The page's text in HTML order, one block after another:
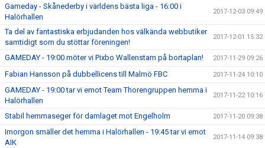
Gameday - Skånederby i världens bästa liga - 16:00 i
Halörhallen
2017-12-03 09:49
Ta del av fantastiska erbjudanden hos välkända webbutiker
samtidigt som du stöttar föreningen!
2017-12-01 15:32
GAMEDAY - 19:00 möter vi Pixbo Wallenstam på bortaplan! 2017-11-29 09:26
Fabian Hansson på dubbellicens till Malmö FBC 2017-11-24 10:10
GAMEDAY - 19:00 tar vi emot Team Thorengruppen hemma i
Halörhallen
2017-11-22 10:16
Stabil hemmaseger för damlaget mot Engelholm 2017-11-20 09:38
Imorgon smäller det hemma i Halörhallen - 19:45 tar vi emot
AIK
2017-11-14 09:38